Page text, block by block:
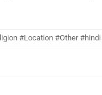
#Location #Other